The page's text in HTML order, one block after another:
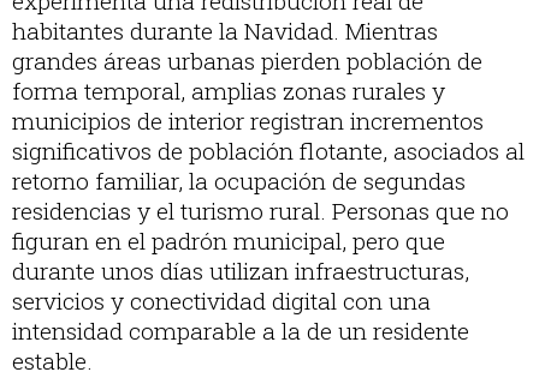
habitantes durante la Navidad. Mientras
grandes áreas urbanas pierden población de
forma temporal, amplias zonas rurales y
municipios de interior registran incrementos
significativos de población flotante, asociados al
retorno familiar, la ocupación de segundas
residencias y el turismo rural. Personas que no
figuran en el padrón municipal, pero que
durante unos días utilizan infraestructuras,
servicios y conectividad digital con una
intensidad comparable a la de un residente
estable.